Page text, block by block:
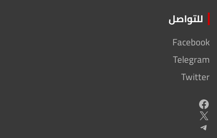
للتواصل
Facebook
Telegram
Twitter
Facebook
X
Telegram